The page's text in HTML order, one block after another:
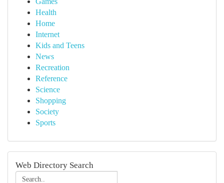
Health
Home
Internet
Kids and Teens
News
Recreation
Reference
Science
Shopping
Society
Sports
Web Directory Search